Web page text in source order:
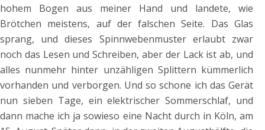
hohem Bogen aus meiner Hand und landete, wie
Brötchen meistens, auf der falschen Seite. Das Glas
sprang, und dieses Spinnwebenmuster erlaubt zwar
noch das Lesen und Schreiben, aber der Lack ist ab, und
alles nunmehr hinter unzähligen Splittern kümmerlich
vorhanden und verborgen. Und so schone ich das Gerät
nun sieben Tage, ein elektrischer Sommerschlaf, und
dann mache ich ja sowieso eine Nacht durch in Köln, am